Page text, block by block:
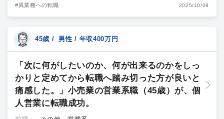
#異業種への転職 2025/10/08
45歳 / 男性 / 年収400万円
「次に何がしたいのか、何が出来るのかをしっ
かりと定めてから転職へ踏み切った方が良いと
痛感した。」小売業の営業系職（45歳）が、個
人営業に転職成功。